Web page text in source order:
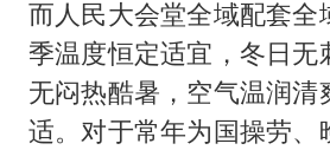
而人民大会堂全域配套全
季温度恒定适宜，冬日无
无闷热酷暑，空气温润清
适。对于常年为国操劳、